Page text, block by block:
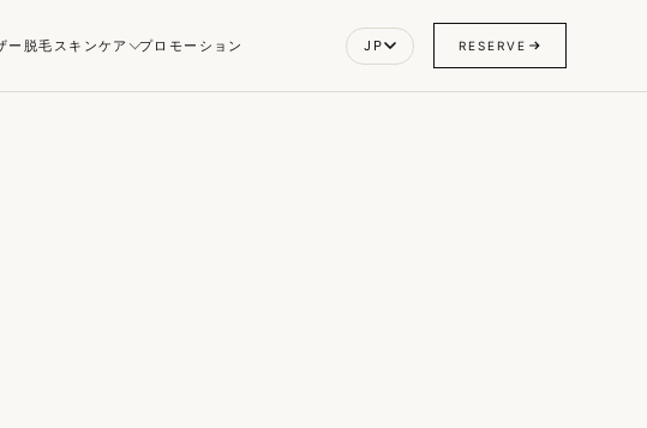
ー脱毛 スキンケア プロモーション JP RESERVE